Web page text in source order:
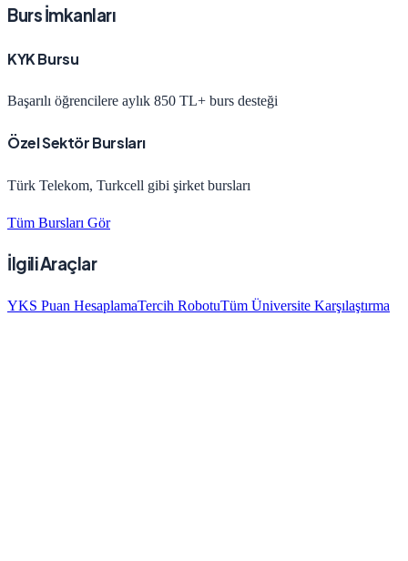
Burs İmkanları
KYK Bursu
Başarılı öğrencilere aylık 850 TL+ burs desteği
Özel Sektör Bursları
Türk Telekom, Turkcell gibi şirket bursları
Tüm Bursları Gör
İlgili Araçlar
YKS Puan HesaplamaTercih RobotuTüm Üniversite Karşılaştırma